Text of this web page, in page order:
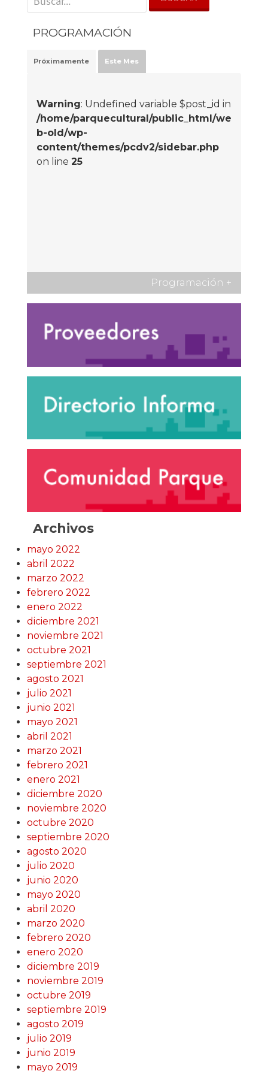
PROGRAMACIÓN
Próximamente Este Mes
Warning: Undefined variable $post_id in
/home/parquecultural/public_html/we
b-old/wp-
content/themes/pcdv2/sidebar.php
on line 25
Programación +
Archivos
mayo 2022
abril 2022
marzo 2022
febrero 2022
enero 2022
diciembre 2021
noviembre 2021
octubre 2021
septiembre 2021
agosto 2021
julio 2021
junio 2021
mayo 2021
abril 2021
marzo 2021
febrero 2021
enero 2021
diciembre 2020
noviembre 2020
octubre 2020
septiembre 2020
agosto 2020
julio 2020
junio 2020
mayo 2020
abril 2020
marzo 2020
febrero 2020
enero 2020
diciembre 2019
noviembre 2019
octubre 2019
septiembre 2019
agosto 2019
julio 2019
junio 2019
mayo 2019